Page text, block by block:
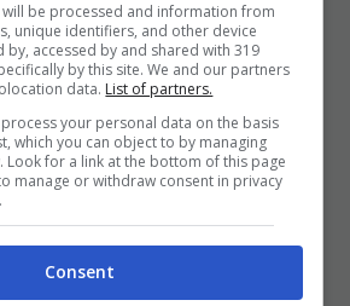
Di Una Nuova Moda
Cambiare Il Tabacco
2025
mettere in sicurezza il
proprio sito web
be processed and information from
unique identifiers, and other device
by, accessed by and shared with 319
by this site. We and our partners
data. List of partners.
your personal data on the basis
which you can object to by managing
for a link at the bottom of this page
manage or withdraw consent in privacy
Consent